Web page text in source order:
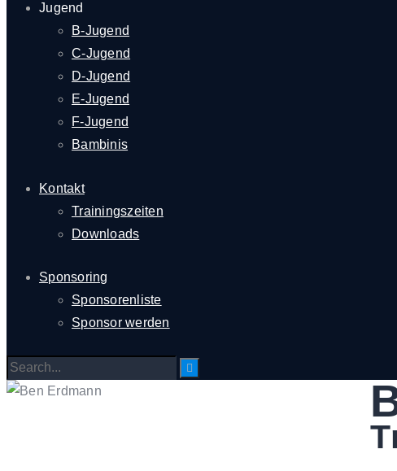
Jugend
B-Jugend
C-Jugend
D-Jugend
E-Jugend
F-Jugend
Bambinis
Kontakt
Trainingszeiten
Downloads
Sponsoring
Sponsorenliste
Sponsor werden